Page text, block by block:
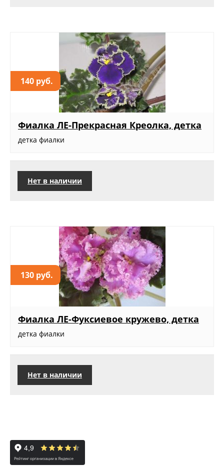
140 руб.
Фиалка ЛЕ-Прекрасная Креолка, детка
детка фиалки
Нет в наличии
130 руб.
Фиалка ЛЕ-Фуксиевое кружево, детка
детка фиалки
Нет в наличии